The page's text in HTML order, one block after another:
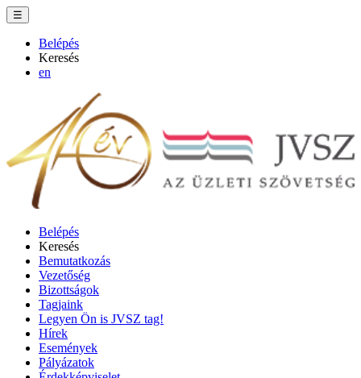
☰
Belépés
Keresés
en
Belépés
Keresés
Bemutatkozás
Vezetőség
Bizottságok
Tagjaink
Legyen Ön is JVSZ tag!
Hírek
Események
Pályázatok